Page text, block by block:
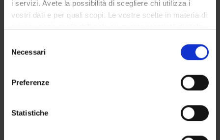
i servizi. Avete la possibilità di scegliere chi utilizza i
vostri dati e per quali scopi. Le vostre scelte in materia di
modificare o revocare il proprio consenso in qualsiasi
momento dalla Dichiarazione sui cookie o facendo clic
raccogliere informazioni sulla tua posizione
geografica, con un'approssimazione di qualche
delNecessari
Preferenze
Statistiche
DEPARTMENT ADMINISTRATION OFFICES
LABORATORIES AND RESEARCH CENTRES